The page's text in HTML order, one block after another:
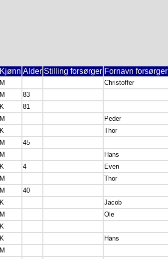
Kjønn Alder Stilling forsørger Fornavn forsørger
M Christoffer
M
83
K
81
M Peder
K Thor
M
45
M Hans
K 4 Even
M Thor
M
40
K Jacob
M Ole
K
K Hans
M